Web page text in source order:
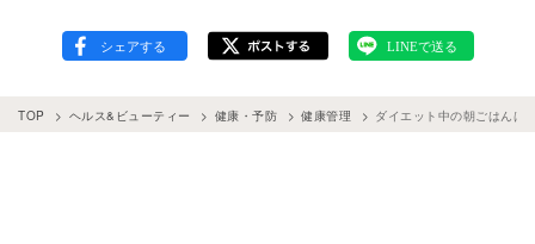
TOP ヘルス&ビューティー 健康・予防 健康管理 ダイエット中の朝ごはんは